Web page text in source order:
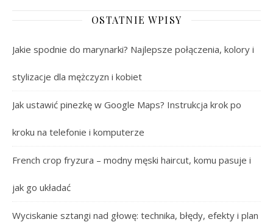
OSTATNIE WPISY
Jakie spodnie do marynarki? Najlepsze połączenia, kolory i
stylizacje dla mężczyzn i kobiet
Jak ustawić pinezkę w Google Maps? Instrukcja krok po
kroku na telefonie i komputerze
French crop fryzura – modny męski haircut, komu pasuje i
jak go układać
Wyciskanie sztangi nad głowę: technika, błędy, efekty i plan